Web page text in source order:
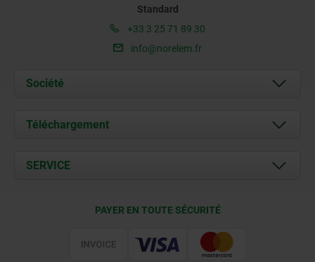
Standard
+33 3 25 71 89 30
info@norelem.fr
Société
À propos de nous
Contact
Téléchargement
Documents
SERVICE
PAYER EN TOUTE SÉCURITÉ